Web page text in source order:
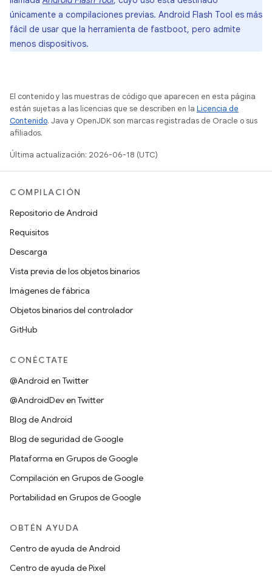
únicamente a compilaciones previas. Android Flash Tool es más
fácil de usar que la herramienta de fastboot, pero admite
menos dispositivos.
El contenido y las muestras de código que aparecen en esta página
están sujetas a las licencias que se describen en la Licencia de
Contenido. Java y OpenJDK son marcas registradas de Oracle o sus
afiliados.
Última actualización: 2026-06-18 (UTC)
COMPILACIÓN
Repositorio de Android
Requisitos
Descarga
Vista previa de los objetos binarios
Imágenes de fábrica
Objetos binarios del controlador
GitHub
CONÉCTATE
@Android en Twitter
@AndroidDev en Twitter
Blog de Android
Blog de seguridad de Google
Plataforma en Grupos de Google
Compilación en Grupos de Google
Portabilidad en Grupos de Google
OBTÉN AYUDA
Centro de ayuda de Android
Centro de ayuda de Pixel